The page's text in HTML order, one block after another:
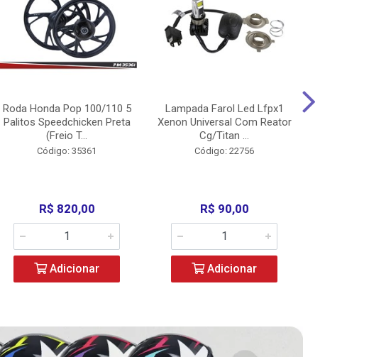
Roda Honda Pop 100/110 5
Palitos Speedchicken Preta
(Freio T...
Código: 35361
R$ 820,00
Adicionar
Lampada Farol Led Lfpx1
Xenon Universal Com Reator
Cg/Titan ...
Código: 22756
R$ 90,00
Adicionar